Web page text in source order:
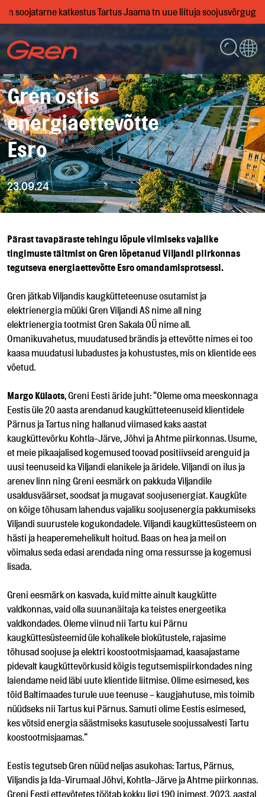
on soojatarne katkestus Tartus Jaama tn uue liituja soojusvõrguga
Gren ostis
energiaettevõtte
Esro
23.09.24
Pärast tavapäraste tehingu lõpule viimiseks vajalike
tingimuste täitmist on Gren lõpetanud Viljandi piirkonnas
tegutseva energiaettevõtte Esro omandamisprotsessi.
Gren jätkab Viljandis kaugkütteteenuse osutamist ja
elektrienergia müüki Gren Viljandi AS nime all ning
elektrienergia tootmist Gren Sakala OÜ nime all.
Omanikuvahetus, muudatused brändis ja ettevõtte nimes ei too
kaasa muudatusi lubadustes ja kohustustes, mis on klientide ees
võetud.
Margo Külaots, Greni Eesti äride juht: “Oleme oma meeskonnaga
Eestis üle 20 aasta arendanud kaugkütteteenuseid klientidele
Pärnus ja Tartus ning hallanud viimased kaks aastat
kaugküttevõrku Kohtla-Järve, Jõhvi ja Ahtme piirkonnas. Usume,
et meie pikaajalised kogemused toovad positiivseid arenguid ja
uusi teenuseid ka Viljandi elanikele ja äridele. Viljandi on ilus ja
arenev linn ning Greni eesmärk on pakkuda Viljandile
usaldusväärset, soodsat ja mugavat soojusenergiat. Kaugküte
on kõige tõhusam lahendus vajaliku soojusenergia pakkumiseks
Viljandi suurustele kogukondadele. Viljandi kaugküttesüsteem on
hästi ja heaperemehelikult hoitud. Baas on hea ja meil on
võimalus seda edasi arendada ning oma ressursse ja kogemusi
lisada.
Greni eesmärk on kasvada, kuid mitte ainult kaugkütte
valdkonnas, vaid olla suunanäitaja ka teistes energeetika
valdkondades. Oleme viinud nii Tartu kui Pärnu
kaugküttesüsteemid üle kohalikele biokütustele, rajasime
tõhusad soojuse ja elektri koostootmisjaamad, kaasajastame
pidevalt kaugküttevõrkusid kõigis tegutsemispiirkondades ning
laiendame neid läbi uute klientide liitmise. Olime esimesed, kes
tõid Baltimaades turule uue teenuse – kaugjahutuse, mis toimib
nüüdseks nii Tartus kui Pärnus. Samuti olime Eestis esimesed,
kes võtsid energia säästmiseks kasutusele soojussalvesti Tartu
koostootmisjaamas.“
Eestis tegutseb Gren nüüd neljas asukohas: Tartus, Pärnus,
Viljandis ja Ida-Virumaal Jõhvi, Kohtla-Järve ja Ahtme piirkonnas.
Greni Eesti ettevõtetes töötab kokku ligi 190 inimest. 2023. aastal